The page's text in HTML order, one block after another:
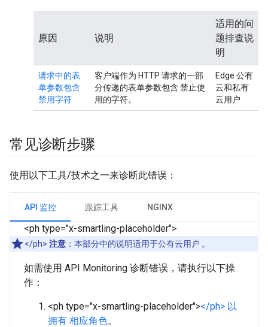
原因 说明
适用的问
题排查说
明
请求中的表
单参数包含
禁用字符
客户端作为 HTTP 请求的一部
分传递的表单参数包含 禁止使
用的字符。
Edge 公有
云和私有
云用户
常见诊断步骤
使用以下工具/技术之一来诊断此错误：
API 监控 跟踪工具 NGINX
<ph type="x-smartling-placeholder">
</ph> 注意 ：本部分中的说明适用于公有云用户 。
如需使用 API Monitoring 诊断错误，请执行以下操
作：
<ph type="x-smartling-placeholder"></ph> 以
拥有 相应角色。